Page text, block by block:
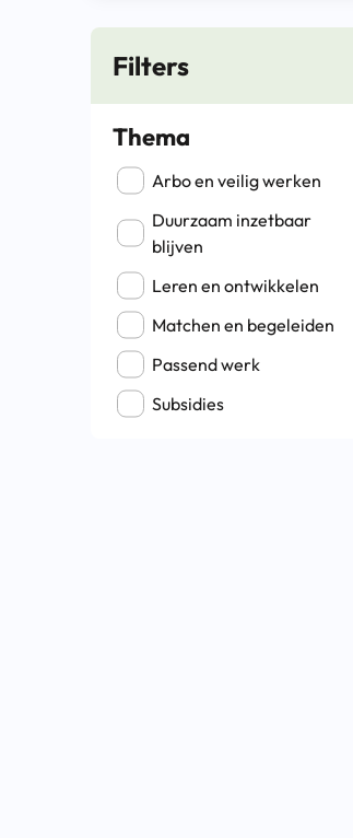
Filters
Thema
Filter op Thema
Arbo en veilig werken
Duurzaam inzetbaar
blijven
Leren en ontwikkelen
Matchen en begeleiden
Passend werk
Subsidies